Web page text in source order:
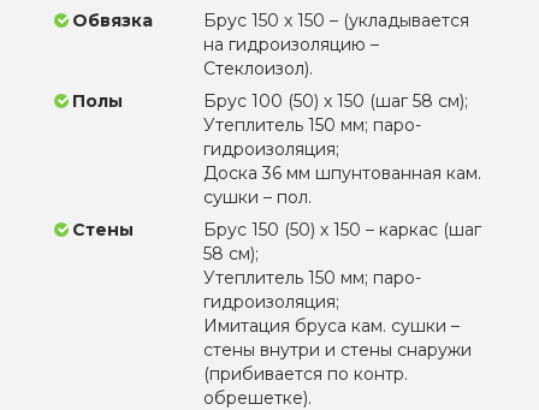
Обвязка
Брус 150 х 150 – (укладывается
на гидроизоляцию –
Стеклоизол).
Полы
Брус 100 (50) х 150 (шаг 58 см);
Утеплитель 150 мм; паро-
гидроизоляция;
Доска 36 мм шпунтованная кам.
сушки – пол.
Стены
Брус 150 (50) х 150 – каркас (шаг
58 см);
Утеплитель 150 мм; паро-
гидроизоляция;
Имитация бруса кам. сушки –
стены внутри и стены снаружи
(прибивается по контр.
обрешетке).